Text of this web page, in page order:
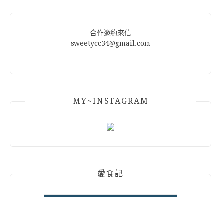
合作邀約來信
sweetycc34@gmail.com
MY~INSTAGRAM
愛食記